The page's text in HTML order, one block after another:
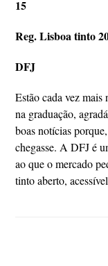
15
Reg. Lisboa tinto
DFJ
Estão cada vez
na graduação,
boas notícias
chegasse. A DFJ é
ao que o mercado
tinto aberto,